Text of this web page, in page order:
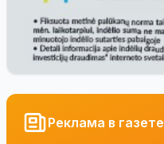
Реклама в газете